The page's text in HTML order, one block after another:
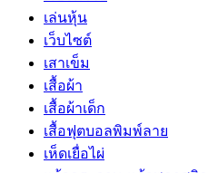
เล่นหุ้น
เว็บไซต์
เสาเข็ม
เสื้อผ้า
เสื้อผ้าเด็ก
เสื้อฟุตบอลพิมพ์ลาย
เห็ดเยื่อไผ่